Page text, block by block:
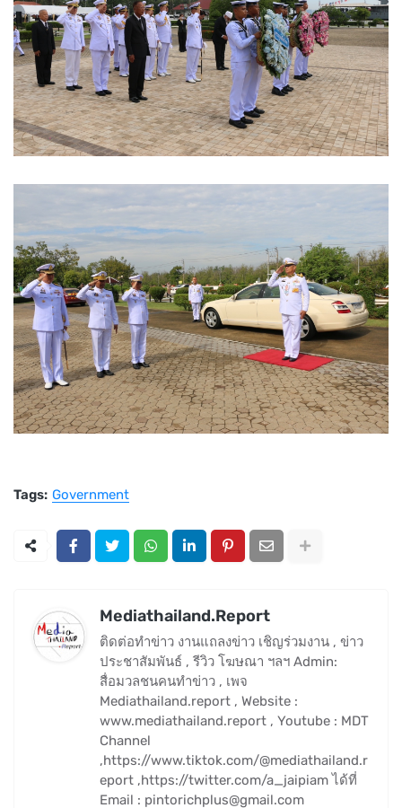
Tags: Government
Mediathailand.Report
ติดต่อทำข่าว งานแถลงข่าว เชิญร่วมงาน , ข่าว
ประชาสัมพันธ์ , รีวิว โฆษณา ฯลฯ Admin:
สื่อมวลชนคนทำข่าว , เพจ
Mediathailand.report , Website :
www.mediathailand.report , Youtube : MDT
Channel
,https://www.tiktok.com/@mediathailand.r
eport ,https://twitter.com/a_jaipiam ได้ที่
Email : pintorichplus@gmail.com